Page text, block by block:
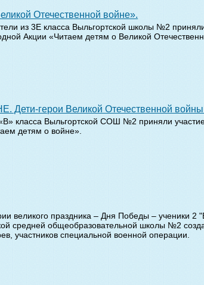
Отечественной войне».
из 3Е класса Выльгортской школы №2
Акции «Читаем детям о Великой
герои Великой Отечественной
класса Выльгортской СОШ №2 приняли
детям о войне».
великого праздника – Дня Победы – ученики 2
средней общеобразовательной школы №2
участников специальной военной операции.